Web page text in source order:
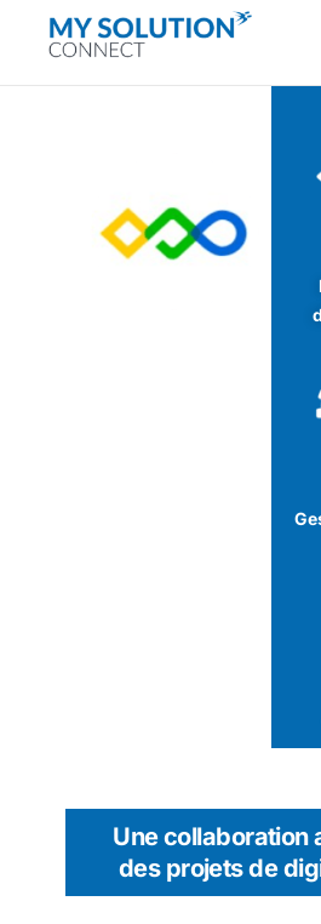
Connecteurs
Support
Contactez-nous
Une collaboration
des projets de